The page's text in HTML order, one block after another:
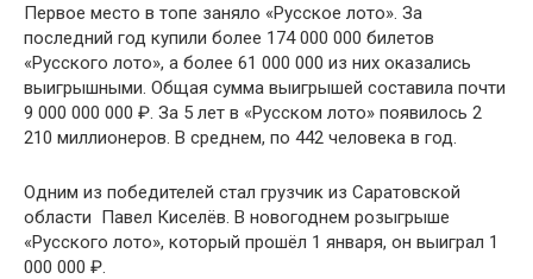
Первое место в топе заняло «Русское лото». За
последний год купили более 174 000 000 билетов
«Русского лото», а более 61 000 000 из них оказались
выигрышными. Общая сумма выигрышей составила почти
9 000 000 000 ₽. За 5 лет в «Русском лото» появилось 2
210 миллионеров. В среднем, по 442 человека в год.
Одним из победителей стал грузчик из Саратовской
области  Павел Киселёв. В новогоднем розыгрыше
«Русского лото», который прошёл 1 января, он выиграл 1
000 000 ₽.